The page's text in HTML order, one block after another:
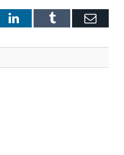
LinkedInTumblr